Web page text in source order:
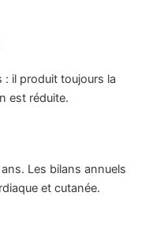
il produit toujours la
est réduite.
Les bilans annuels
et cutanée.